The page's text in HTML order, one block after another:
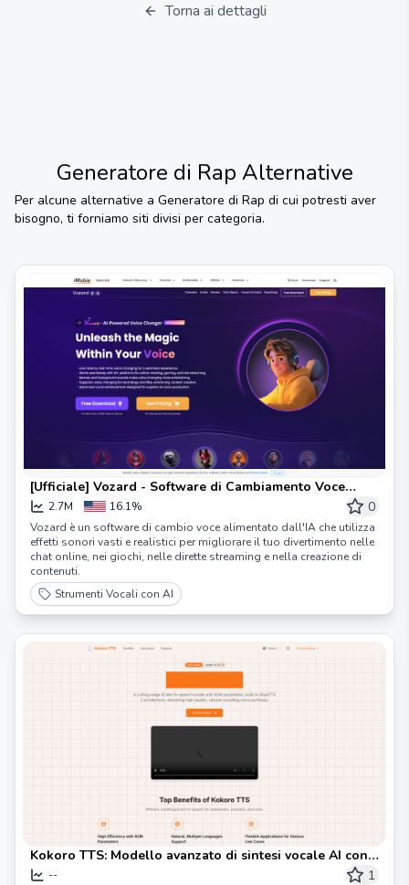
Torna ai dettagli
Generatore di Rap Alternative
Per alcune alternative a Generatore di Rap di cui potresti aver
bisogno, ti forniamo siti divisi per categoria.
[Ufficiale] Vozard - Software di Cambiamento Voce
Potenziato da AI
2.7M 16.1% 0
Vozard è un software di cambio voce alimentato dall'IA che utilizza
effetti sonori vasti e realistici per migliorare il tuo divertimento nelle
chat online, nei giochi, nelle dirette streaming e nella creazione di
contenuti.
Strumenti Vocali con AI
Kokoro TTS: Modello avanzato di sintesi vocale AI con
82 milioni di parametri
-- 1